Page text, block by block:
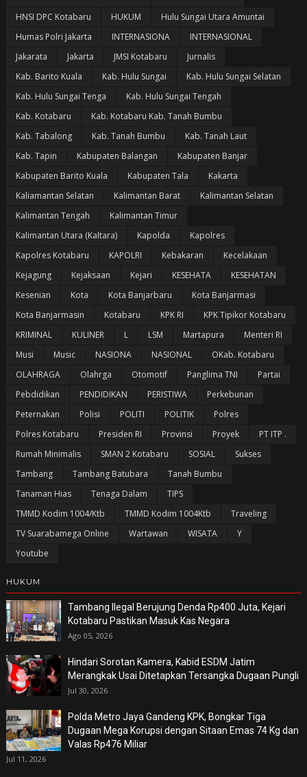
HNSI DPC Kotabaru
HUKUM
Hulu Sungai Utara Amuntai
Humas Polri Jakarta
INTERNASIONA
INTERNASIONAL
Jakarata
Jakarta JMSI Kotabaru
Jurnalis
Kab. Barito Kuala
Kab. Hulu Sungai
Kab. Hulu Sungai Selatan
Kab. Hulu Sungai Tenga
Kab. Hulu Sungai Tengah
Kab. Kotabaru
Kab. Kotabaru Kab. Tanah Bumbu
Kab. Tabalong
Kab. Tanah Bumbu
Kab. Tanah Laut
Kab. Tapin
Kabupaten Balangan
Kabupaten Banjar
Kabupaten Barito Kuala
Kabupaten Tala
Kakarta
Kaliamantan Selatan
Kalimantan Barat
Kalimantan Selatan
Kalimantan Tengah
Kalimantan Timur
Kalimantan Utara (Kaltara)
Kapolda
Kapolres
Kapolres Kotabaru
KAPOLRI Kebakaran
Kecelakaan
Kejagung
Kejaksaan Kejari KESEHATA
KESEHATAN
Kesenian
Kota Kota Banjarbaru
Kota Banjarmasi
Kota Banjarmasin
Kotabaru KPK RI
KPK Tipikor Kotabaru
KRIMINAL
KULINER L LSM Martapura
Menteri RI
Musi
Music NASIONA NASIONAL
OKab. Kotabaru
OLAHRAGA
Olahrga Otomotif Panglima TNI
Partai
Pebdidikan
PENDIDIKAN PERISTIWA
Perkebunan
Peternakan
Polisi POLITI POLITIK
Polres
Polres Kotabaru
Presiden RI Provinsi Proyek
PT ITP .
Rumah Minimalis
SMAN 2 Kotabaru SOSIAL
Sukses
Tambang
Tambang Batubara
Tanah Bumbu
Tanaman Hias
Tenaga Dalam
TIPS
TMMD Kodim 1004/Ktb
TMMD Kodim 1004Ktb
Traveling
TV Suarabamega Online
Wartawan WISATA
Y
Youtube
HUKUM
Tambang Ilegal Berujung Denda Rp400 Juta, Kejari
Kotabaru Pastikan Masuk Kas Negara
Ago 05, 2026
Hindari Sorotan Kamera, Kabid ESDM Jatim
Merangkak Usai Ditetapkan Tersangka Dugaan Pungli
Jul 30, 2026
Polda Metro Jaya Gandeng KPK, Bongkar Tiga
Dugaan Mega Korupsi dengan Sitaan Emas 74 Kg dan
Valas Rp476 Miliar
Jul 11, 2026